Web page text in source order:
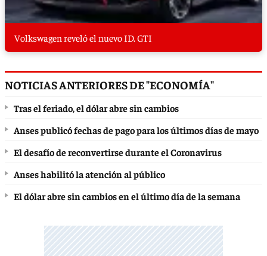
Volkswagen reveló el nuevo ID. GTI
NOTICIAS ANTERIORES DE "ECONOMÍA"
Tras el feriado, el dólar abre sin cambios
Anses publicó fechas de pago para los últimos días de mayo
El desafío de reconvertirse durante el Coronavirus
Anses habilitó la atención al público
El dólar abre sin cambios en el último día de la semana